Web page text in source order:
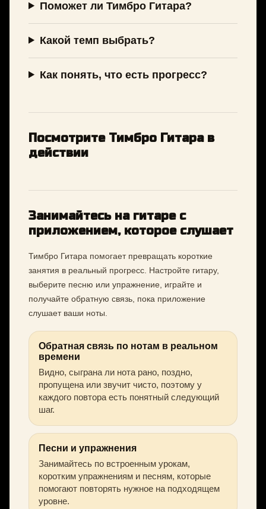
Поможет ли Тимбро Гитара?
Какой темп выбрать?
Как понять, что есть прогресс?
Посмотрите Тимбро Гитара в
действии
Занимайтесь на гитаре с
приложением, которое слушает
Тимбро Гитара помогает превращать короткие
занятия в реальный прогресс. Настройте гитару,
выберите песню или упражнение, играйте и
получайте обратную связь, пока приложение
слушает ваши ноты.
Обратная связь по нотам в реальном
времени
Видно, сыграна ли нота рано, поздно,
пропущена или звучит чисто, поэтому у
каждого повтора есть понятный следующий
шаг.
Песни и упражнения
Занимайтесь по встроенным урокам,
коротким упражнениям и песням, которые
помогают повторять нужное на подходящем
уровне.